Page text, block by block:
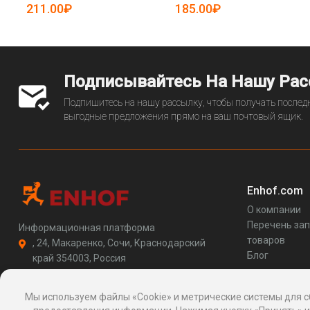
211.00₽ 185.00₽
Подписывайтесь На Нашу
Подпишитесь на нашу рассылку, чтобы получать
выгодные предложения прямо на ваш почтовый ящик.
Информационная платформа
, 24, Макаренко, Сочи, Краснодарский
край 354003, Россия
http://enhof.com
Enhof.com
О компании
Перечень
товаров
Блог
Мы используем файлы «Cookie» и метрические системы для